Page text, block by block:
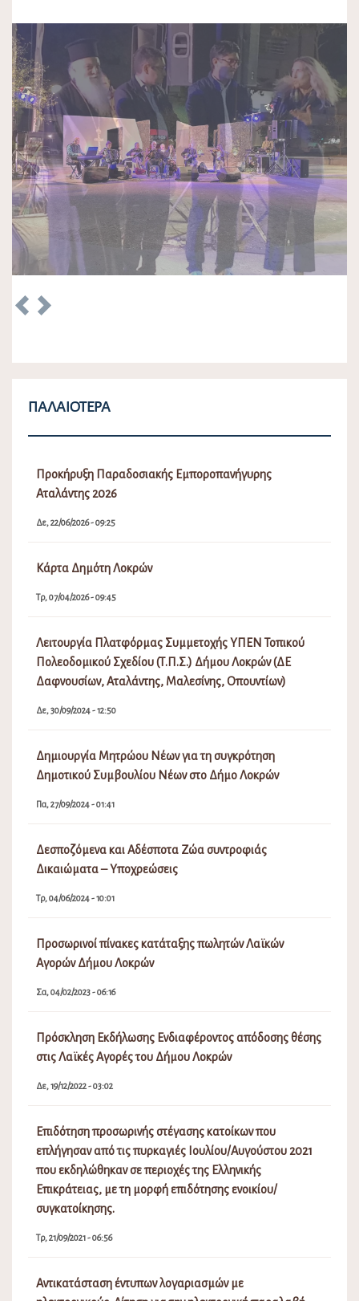
Previous
ΠΑΛΑΙΌΤΕΡΑ
Προκήρυξη Παραδοσιακής Εμποροπανήγυρης
Αταλάντης 2026
Δε, 22/06/2026 - 09:25
Κάρτα Δημότη Λοκρών
Τρ, 07/04/2026 - 09:45
Λειτουργία Πλατφόρμας Συμμετοχής ΥΠΕΝ Τοπικού
Πολεοδομικού Σχεδίου (Τ.Π.Σ.) Δήμου Λοκρών (ΔΕ
Δαφνουσίων, Αταλάντης, Μαλεσίνης, Οπουντίων)
Δε, 30/09/2024 - 12:50
Δημιουργία Μητρώου Νέων για τη συγκρότηση
Δημοτικού Συμβουλίου Νέων στο Δήμο Λοκρών
Πα, 27/09/2024 - 01:41
Δεσποζόμενα και Αδέσποτα Ζώα συντροφιάς
Δικαιώματα – Υποχρεώσεις
Τρ, 04/06/2024 - 10:01
Προσωρινοί πίνακες κατάταξης πωλητών Λαϊκών
Αγορών Δήμου Λοκρών
Σα, 04/02/2023 - 06:16
Πρόσκληση Εκδήλωσης Ενδιαφέροντος απόδοσης θέσης
στις Λαϊκές Αγορές του Δήμου Λοκρών
Δε, 19/12/2022 - 03:02
Επιδότηση προσωρινής στέγασης κατοίκων που
επλήγησαν από τις πυρκαγιές Ιουλίου/Αυγούστου 2021
που εκδηλώθηκαν σε περιοχές της Ελληνικής
Επικράτειας, με τη μορφή επιδότησης ενοικίου/
συγκατοίκησης.
Τρ, 21/09/2021 - 06:56
Αντικατάσταση έντυπων λογαριασμών με